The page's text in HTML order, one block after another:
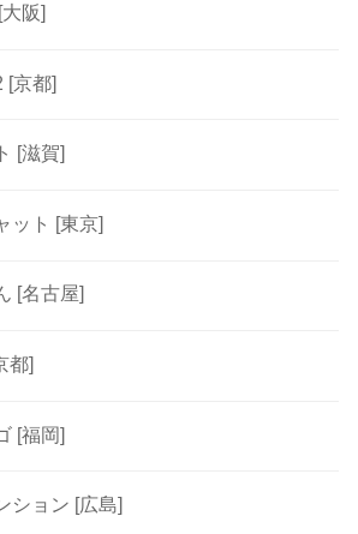
阪]
[京都]
[滋賀]
ット [東京]
[名古屋]
都]
[福岡]
ション [広島]